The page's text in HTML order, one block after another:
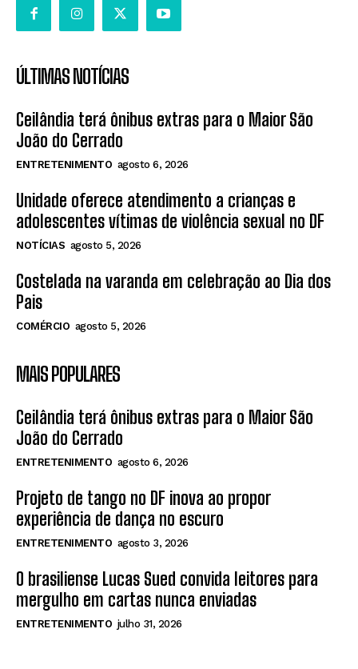
ÚLTIMAS NOTÍCIAS
Ceilândia terá ônibus extras para o Maior São
João do Cerrado
ENTRETENIMENTO agosto 6, 2026
Unidade oferece atendimento a crianças e
adolescentes vítimas de violência sexual no DF
NOTÍCIAS agosto 5, 2026
Costelada na varanda em celebração ao Dia dos
Pais
COMÉRCIO agosto 5, 2026
MAIS POPULARES
Ceilândia terá ônibus extras para o Maior São
João do Cerrado
ENTRETENIMENTO agosto 6, 2026
Projeto de tango no DF inova ao propor
experiência de dança no escuro
ENTRETENIMENTO agosto 3, 2026
O brasiliense Lucas Sued convida leitores para
mergulho em cartas nunca enviadas
ENTRETENIMENTO julho 31, 2026